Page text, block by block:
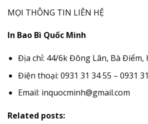
MỌI THÔNG TIN LIÊN HỆ
In Bao Bì Quốc Minh
Địa chỉ: 44/6k Đông Lân, Bà Điểm,
Điện thoại: 0931 31 34 55 – 0931
Email: inquocminh@gmail.com
Related posts: